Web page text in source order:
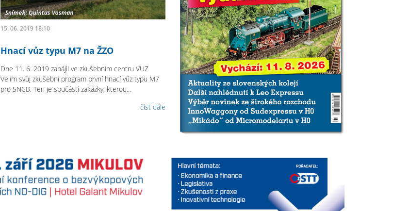
15. 06. 2019 18:10
Hnací vůz typu M7 na ŽZO
Dne 11. 6. 2019 zahájil ve zkušebním centru VUZ
Velim svůj zkušební program první hnací vůz typu M7
pro SNCB. Ten je součástí zakázky, kterou...
číst dále